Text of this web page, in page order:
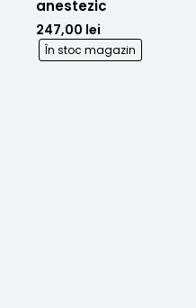
În stoc magazin
247,00 lei